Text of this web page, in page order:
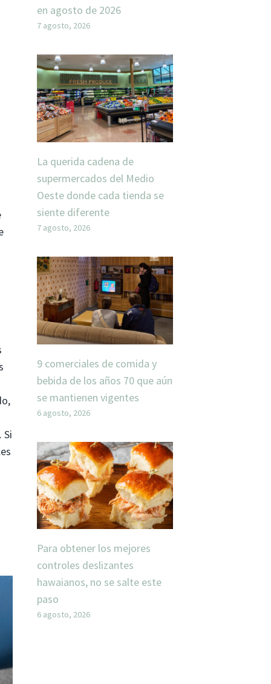
Si
en agosto de 2026
7 agosto, 2026
La querida cadena de
supermercados del Medio
Oeste donde cada tienda se
siente diferente
7 agosto, 2026
9 comerciales de comida y
bebida de los años 70 que aún
se mantienen vigentes
6 agosto, 2026
Para obtener los mejores
controles deslizantes
hawaianos, no se salte este
paso
6 agosto, 2026